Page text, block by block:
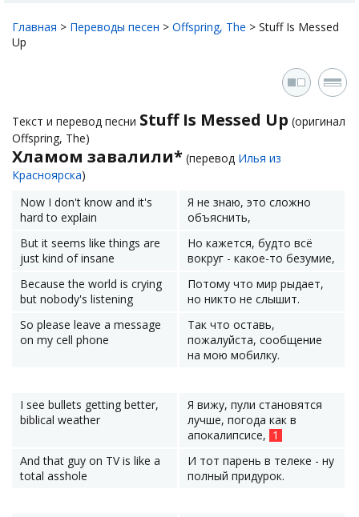
Главная > Переводы песен > Offspring, The > Stuff Is Messed
Up
Текст и перевод песни Stuff Is Messed Up (оригинал
Offspring, The)
Хламом завалили* (перевод Илья из
Красноярска)
Now I don't know and it's
hard to explain
Я не знаю, это сложно
объяснить,
But it seems like things are
just kind of insane
Но кажется, будто всё
вокруг - какое-то безумие,
Because the world is crying
but nobody's listening
Потому что мир рыдает,
но никто не слышит.
So please leave a message
on my cell phone
Так что оставь,
пожалуйста, сообщение
на мою мобилку.
I see bullets getting better,
biblical weather
Я вижу, пули становятся
лучше, погода как в
апокалипсисе, 1
And that guy on TV is like a
total asshole
И тот парень в телеке - ну
полный придурок.